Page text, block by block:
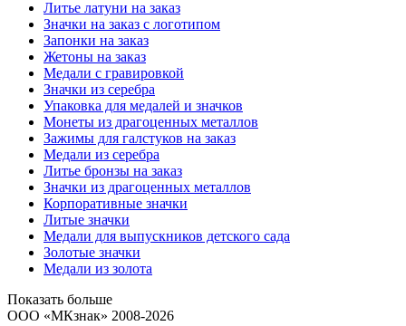
Литье латуни на заказ
Значки на заказ с логотипом
Запонки на заказ
Жетоны на заказ
Медали с гравировкой
Значки из серебра
Упаковка для медалей и значков
Монеты из драгоценных металлов
Зажимы для галстуков на заказ
Медали из серебра
Литье бронзы на заказ
Значки из драгоценных металлов
Корпоративные значки
Литые значки
Медали для выпускников детского сада
Золотые значки
Медали из золота
Показать больше
ООО «МКзнак» 2008-2026